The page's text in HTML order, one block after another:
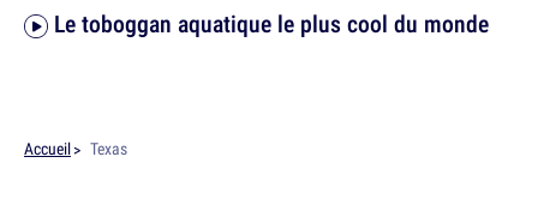
Le toboggan aquatique le plus cool du monde
Accueil Texas